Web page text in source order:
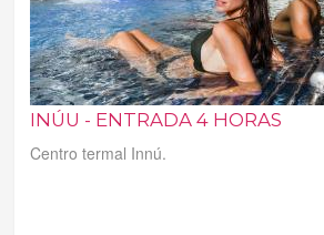
INÚU - ENTRADA 4 HORAS
Centro termal Innú.